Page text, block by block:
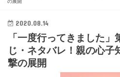
2020.08.14
「一度行ってきました
じ・ネタバレ！親の心子
撃の展開